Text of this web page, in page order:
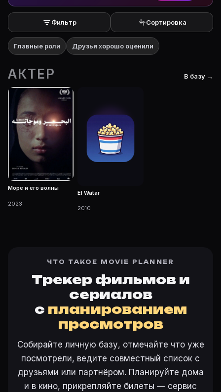
Фильтр Сортировка
Главные роли Друзья хорошо оценили
АКТЕР В базу →
Море и его волны
2023
El Watar
2010
ЧТО ТАКОЕ MOVIE PLANNER
Трекер фильмов и
сериалов
с планированием
просмотров
Собирайте личную базу, отмечайте что уже
посмотрели, ведите совместный список с
друзьями или партнёром. Планируйте дома
и в кино, прикрепляйте билеты — сервис